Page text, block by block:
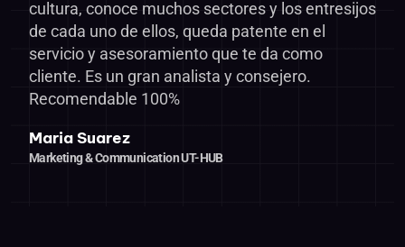
cultura, conoce muchos sectores y los entresijos
de cada uno de ellos, queda patente en el
servicio y asesoramiento que te da como
cliente. Es un gran analista y consejero.
Recomendable 100%
Maria Suarez
Marketing & Communication UT-HUB